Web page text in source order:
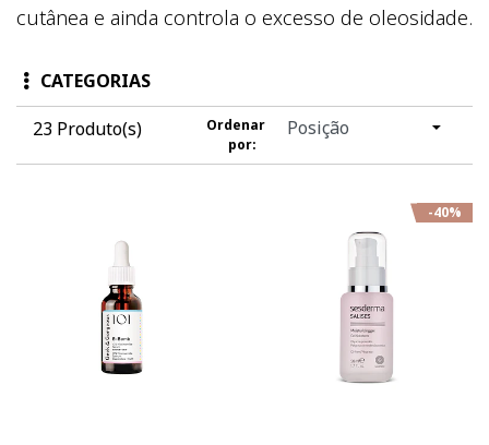
cutânea e ainda controla o excesso de oleosidade.
CATEGORIAS
23 Produto(s)
Ordenar
por:
-40%